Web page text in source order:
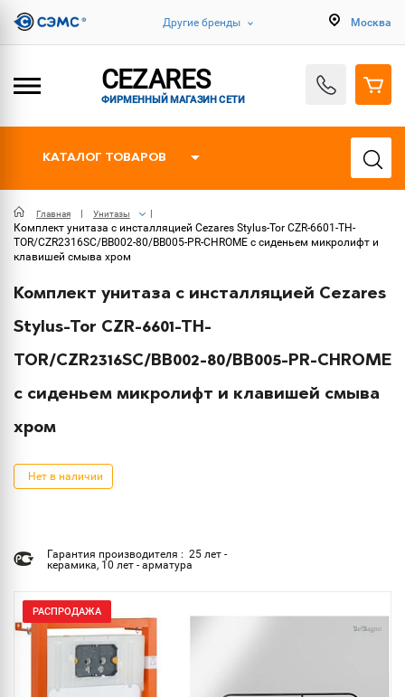
Другие бренды Москва
CEZARES
ФИРМЕННЫЙ МАГАЗИН СЕТИ
КАТАЛОГ ТОВАРОВ
Главная Унитазы
Комплект унитаза с инсталляцией Cezares Stylus-Tor CZR-6601-TH-
TOR/CZR2316SC/BB002-80/BB005-PR-CHROME с сиденьем микролифт и
клавишей смыва хром
Комплект унитаза с инсталляцией Cezares
Stylus-Tor CZR-6601-TH-
TOR/CZR2316SC/BB002-80/BB005-PR-CHROME
с сиденьем микролифт и клавишей смыва
хром
Нет в наличии
Гарантия производителя : 25 лет -
керамика, 10 лет - арматура
РАСПРОДАЖА